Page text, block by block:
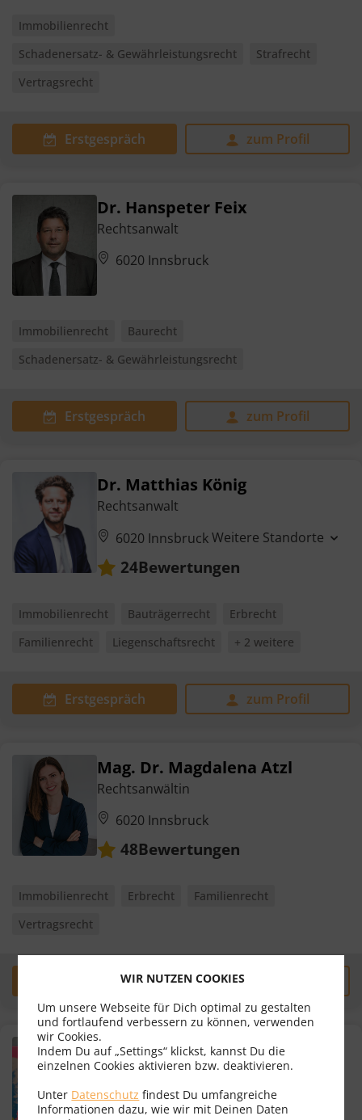
Immobilienrecht
Schadenersatz- & Gewährleistungsrecht
Strafrecht
Vertragsrecht
Erstgespräch zum Profil
Dr. Hanspeter Feix
Rechtsanwalt
6020 Innsbruck
Immobilienrecht
Baurecht
Schadenersatz- & Gewährleistungsrecht
Erstgespräch zum Profil
Dr. Matthias König
Rechtsanwalt
6020 InnsbruckWeitere Standorte
24Bewertungen
Immobilienrecht Bauträgerrecht
Erbrecht
Familienrecht
Liegenschaftsrecht + 2 weitere
Erstgespräch zum Profil
Mag. Dr. Magdalena Atzl
Rechtsanwältin
6020 Innsbruck
48Bewertungen
Immobilienrecht Erbrecht
Familienrecht
Vertragsrecht
Erstgespräch
MMag. Dr. Simon Schafferer
Rechtsanwalt
6020 Innsbruck
WIR NUTZEN COOKIES
Um unsere Webseite für Dich optimal zu gestalten
und fortlaufend verbessern zu können, verwenden
wir Cookies.
Indem Du auf „Settings“ klickst, kannst Du die
einzelnen Cookies aktivieren bzw. deaktivieren.
Unter Datenschutz findest Du umfangreiche
Informationen dazu, wie wir mit Deinen Daten